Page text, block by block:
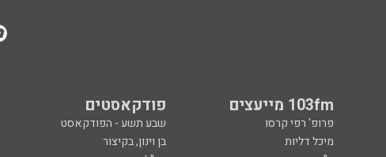
103fm מייעצים פודקאסטים
פרופ' רפי קרסו שבע תשע - הפודקאסט
מיכל דליות בן וינון, בקיצור